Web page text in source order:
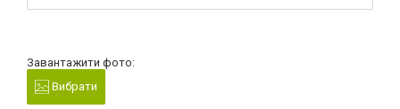
Завантажити фото:
Вибрати